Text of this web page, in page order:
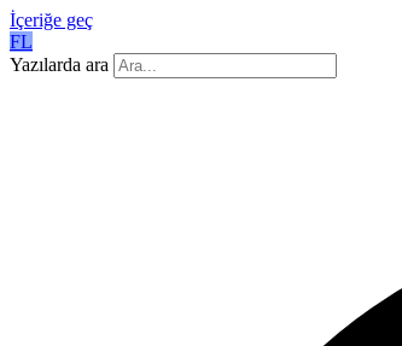
İçeriğe geç
FL
Yazılarda ara